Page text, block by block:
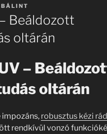
Beáldozott
oltárán
–
oltárán
impozáns, robusztus kézi
rendkívül vonzó